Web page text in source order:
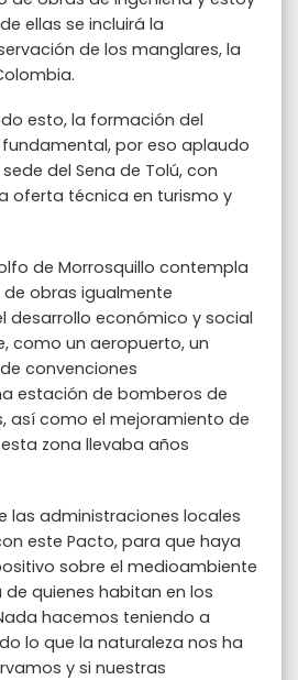
ellas se incluirá la
de los manglares, la
esto, la formación del
por eso aplaudo
del Sena de Tolú, con
oferta técnica en turismo y
de Morrosquillo contempla
obras igualmente
desarrollo económico y social
como un aeropuerto, un
convenciones
estación de bomberos de
así como el mejoramiento de
zona llevaba años
las administraciones locales
este Pacto, para que haya
sobre el medioambiente
quienes habitan en los
hacemos teniendo a
lo que la naturaleza nos ha
y si nuestras